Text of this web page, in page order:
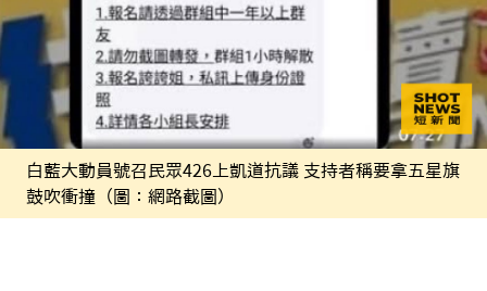
白藍大動員號召民眾426上凱道抗議 支持者稱要拿五星旗
鼓吹衝撞（圖：網路截圖）